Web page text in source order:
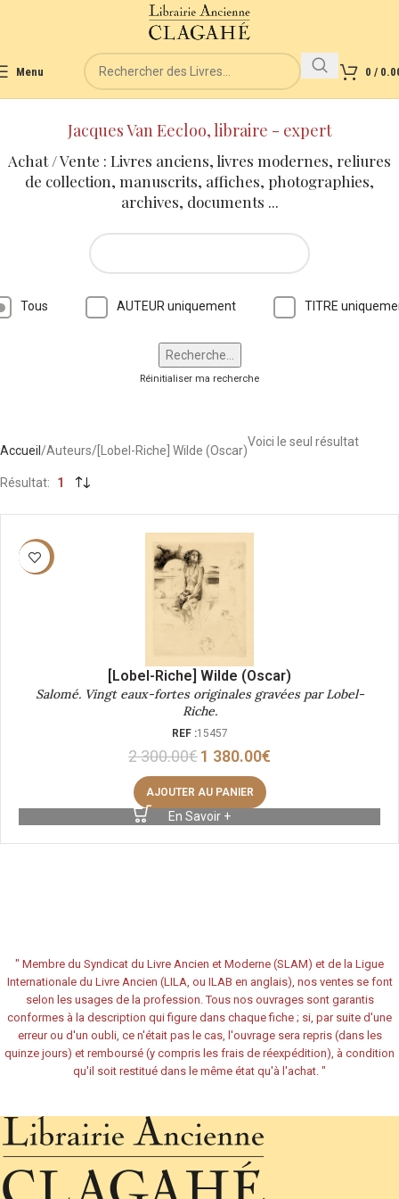
Menu 0 /
Jacques Van Eecloo, libraire - expert
Achat / Vente : Livres anciens, livres modernes, reliures
de collection, manuscrits, affiches, photographies,
archives, documents ...
Tous AUTEUR uniquement TITRE
Réinitialiser ma recherche
Accueil Auteurs [Lobel-Riche] Wilde (Oscar)
Voici le seul résultat
Résultat 1
-40%
[Lobel-Riche] Wilde (Oscar)
Salomé. Vingt eaux-fortes originales gravées par Lobel-
Riche.
REF :15457
2 300.00€1 380.00€
AJOUTER AU PANIER
En Savoir +
" Membre du Syndicat du Livre Ancien et Moderne (SLAM) et de la Ligue
Internationale du Livre Ancien (LILA, ou ILAB en anglais), nos ventes se font
selon les usages de la profession. Tous nos ouvrages sont garantis
conformes à la description qui figure dans chaque fiche ; si, par suite d'une
erreur ou d'un oubli, ce n'était pas le cas, l'ouvrage sera repris (dans les
quinze jours) et remboursé (y compris les frais de réexpédition), à condition
qu'il soit restitué dans le même état qu'à l'achat. "